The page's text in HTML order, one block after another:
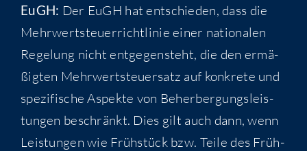
EuGH: Der EuGH hat ent­schie­den, dass die
Mehr­wert­steu­er­richt­li­nie einer natio­na­len
Rege­lung nicht ent­ge­gen­steht, die den ermä­
ßig­ten Mehr­wert­steu­er­satz auf kon­kre­te und
spe­zi­fi­sche Aspek­te von Beher­ber­gungs­leis­
tun­gen beschränkt. Dies gilt auch dann, wenn
Leis­tun­gen wie Früh­stück bzw. Tei­le des Früh­